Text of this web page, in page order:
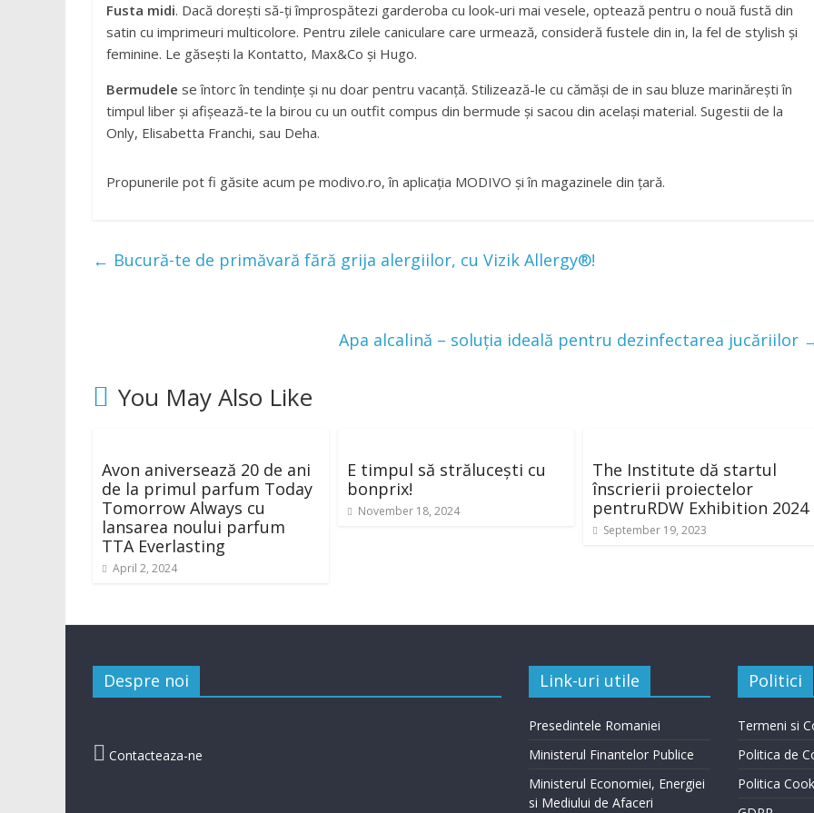
Fusta midi. Dacă dorești să-ți împrospătezi garderoba cu look-uri mai vesele, optează pentru o nouă fustă din
satin cu imprimeuri multicolore. Pentru zilele caniculare care urmează, consideră fustele din in, la fel de stylish și
feminine. Le găsești la Kontatto, Max&Co și Hugo.
Bermudele se întorc în tendințe și nu doar pentru vacanță. Stilizează-le cu cămăși de in sau bluze marinărești în
timpul liber și afișează-te la birou cu un outfit compus din bermude și sacou din același material. Sugestii de la
Only, Elisabetta Franchi, sau Deha.
Propunerile pot fi găsite acum pe modivo.ro, în aplicația MODIVO și în magazinele din țară.
← Bucură-te de primăvară fără grija alergiilor, cu Vizik Allergy®!
Apa alcalină – soluția ideală pentru dezinfectarea jucăriilor
You May Also Like
Avon aniversează 20 de ani
de la primul parfum Today
Tomorrow Always cu
lansarea noului parfum
TTA Everlasting
April 2, 2024
E timpul să strălucești cu
bonprix!
November 18, 2024
The Institute dă startul
înscrierii proiectelor
pentruRDW Exhibition 2024
September 19, 2023
Despre noi
 Contacteaza-ne
Link-uri utile
Presedintele Romaniei
Ministerul Finantelor Publice
Ministerul Economiei, Energiei
si Mediului de Afaceri
Politici
Termeni si
Politica de
Politica